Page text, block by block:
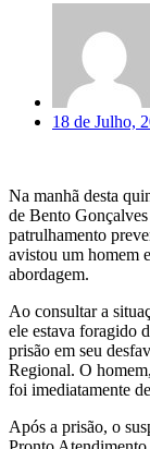
18 de Julho,
Na manhã desta
de Bento
patrulhamento
avistou um homem
abordagem.
Ao consultar a
ele estava foragido
prisão em seu
Regional. O
foi imediatamente
Após a prisão, o